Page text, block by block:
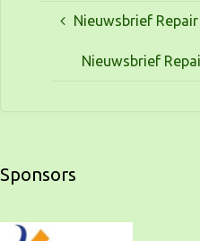
Nieuwsbrief
Nieuwsbrief
Sponsors